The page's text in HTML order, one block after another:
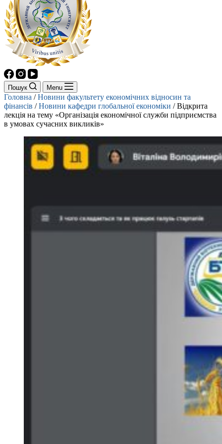
Пошук Menu
Головна /Новини факультету економічних відносин та
фінансів /Новини кафедри глобальної економіки /Відкрита
лекція на тему «Організація економічної служби підприємства
в умовах сучасних викликів»